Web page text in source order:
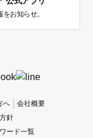
お知らせ。
へ
会社概要
針
ード一覧